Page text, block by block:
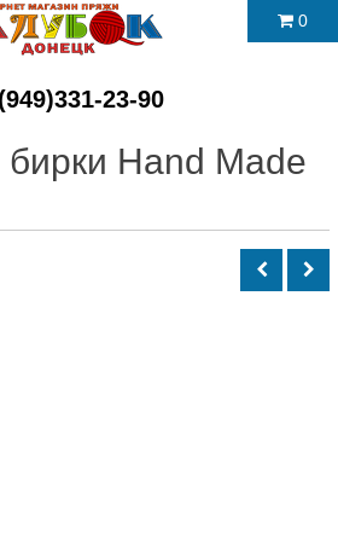
23-90
0
Hand Made